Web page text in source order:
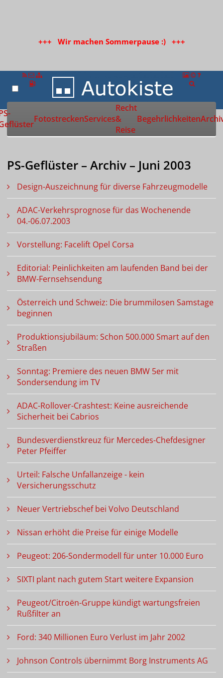
+++ Wir machen Sommerpause :) +++
Zur Startseite
FotostreckenServices
Recht
&
Reise
Begehrlichkeiten
PS-Geflüster – Archiv – Juni 2003
Design-Auszeichnung für diverse Fahrzeugmodelle
ADAC-Verkehrsprognose für das Wochenende
04.-06.07.2003
Vorstellung: Facelift Opel Corsa
Editorial: Peinlichkeiten am laufenden Band bei der
BMW-Fernsehsendung
Österreich und Schweiz: Die brummilosen Samstage
beginnen
Produktionsjubiläum: Schon 500.000 Smart auf den
Straßen
Sonntag: Premiere des neuen BMW 5er mit
Sondersendung im TV
ADAC-Rollover-Crashtest: Keine ausreichende
Sicherheit bei Cabrios
Bundesverdienstkreuz für Mercedes-Chefdesigner
Peter Pfeiffer
Urteil: Falsche Unfallanzeige - kein
Versicherungsschutz
Neuer Vertriebschef bei Volvo Deutschland
Nissan erhöht die Preise für einige Modelle
Peugeot: 206-Sondermodell für unter 10.000 Euro
SIXTI plant nach gutem Start weitere Expansion
Peugeot/Citroën-Gruppe kündigt wartungsfreien
Rußfilter an
Ford: 340 Millionen Euro Verlust im Jahr 2002
Johnson Controls übernimmt Borg Instruments AG